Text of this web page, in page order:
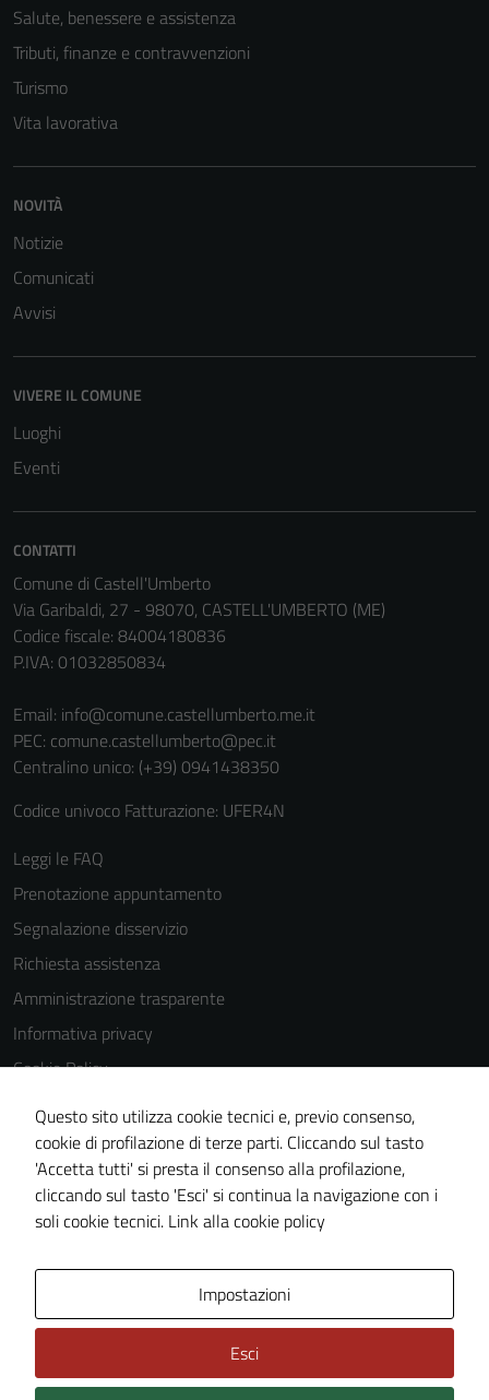
Salute, benessere e assistenza
Tributi, finanze e contravvenzioni
Turismo
Vita lavorativa
NOVITÀ
Notizie
Comunicati
Avvisi
VIVERE IL COMUNE
Luoghi
Eventi
CONTATTI
Comune di Castell'Umberto
Via Garibaldi, 27 - 98070, CASTELL'UMBERTO (ME)
Codice fiscale: 84004180836
P.IVA: 01032850834
Email: info@comune.castellumberto.me.it
PEC: comune.castellumberto@pec.it
Centralino unico: (+39) 0941438350
Codice univoco Fatturazione: UFER4N
Leggi le FAQ
Prenotazione appuntamento
Segnalazione disservizio
Richiesta assistenza
Amministrazione trasparente
Informativa privacy
Cookie Policy
Note legali
Dichiarazione di accessibilità
Obiettivi di accessibilità
Piano di miglioramento del sito
Questo sito utilizza cookie tecnici e, previo consenso,
cookie di profilazione di terze parti. Cliccando sul tasto
'Accetta tutti' si presta il consenso alla profilazione,
cliccando sul tasto 'Esci' si continua la navigazione con i
soli cookie tecnici. Link alla cookie policy
Impostazioni
Esci